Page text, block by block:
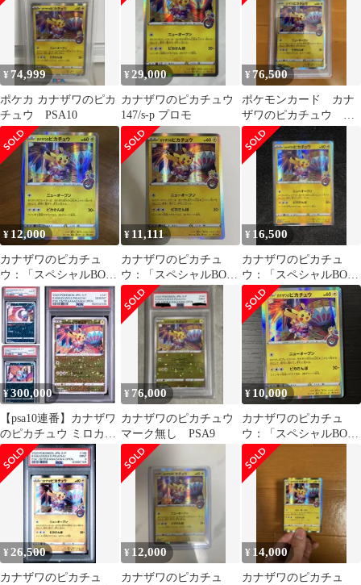
¥ 74,999
ポケカ カナザワのピカ
チュウ PSA10
¥29,000
カナザワのピカチュウ
147/s-p プロモ
¥ 76,500
ポケモンカード カナ
ザワのピカチュウ
psa10
¥ 12,000
カナザワのピカチュ
ウ：「スペシャルBOX
ポケモンセンターカナ
ザワオープン記念」
¥ 11,111
カナザワのピカチュ
ウ：「スペシャルBOX
ポケモンセンターカナ
ザワオープン記念
¥ 16,500
カナザワのピカチュ
ウ：「スペシャルBOX
ポケモンセンターカナ
ザワオープン記念…
¥300,000
【psa10連番】カナザワ
のピカチュウ ミロカロ
ス メッソン 147
¥ 76,000
カナザワのピカチュウ
マーク無し PSA9
¥ 10,000
カナザワのピカチュ
ウ：「スペシャルBOX
ポケモンセンターカナ
ザワオープン記念…
¥ 26,500
カナザワのピカチュ
¥ 12,000
カナザワのピカチュ
¥ 14,000
カナザワのピカチュ